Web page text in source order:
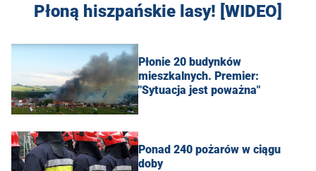
Płoną hiszpańskie lasy! [WIDEO]
Płonie 20 budynków
mieszkalnych. Premier:
"Sytuacja jest poważna"
Ponad 240 pożarów w ciągu
doby